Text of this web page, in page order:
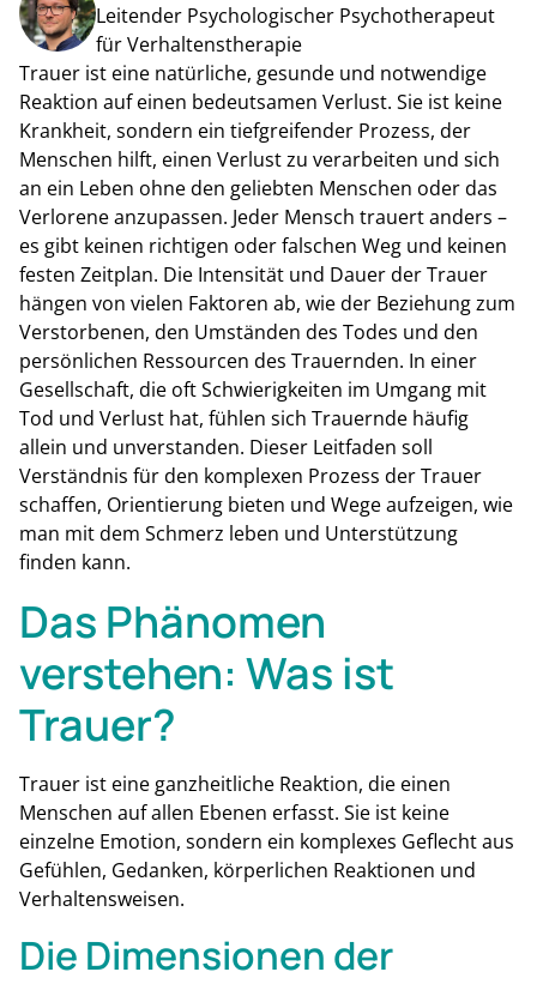
Leitender Psychologischer Psychotherapeut
für Verhaltenstherapie
Trauer ist eine natürliche, gesunde und notwendige
Reaktion auf einen bedeutsamen Verlust. Sie ist keine
Krankheit, sondern ein tiefgreifender Prozess, der
Menschen hilft, einen Verlust zu verarbeiten und sich
an ein Leben ohne den geliebten Menschen oder das
Verlorene anzupassen. Jeder Mensch trauert anders –
es gibt keinen richtigen oder falschen Weg und keinen
festen Zeitplan. Die Intensität und Dauer der Trauer
hängen von vielen Faktoren ab, wie der Beziehung zum
Verstorbenen, den Umständen des Todes und den
persönlichen Ressourcen des Trauernden. In einer
Gesellschaft, die oft Schwierigkeiten im Umgang mit
Tod und Verlust hat, fühlen sich Trauernde häufig
allein und unverstanden. Dieser Leitfaden soll
Verständnis für den komplexen Prozess der Trauer
schaffen, Orientierung bieten und Wege aufzeigen, wie
man mit dem Schmerz leben und Unterstützung
finden kann.
Das Phänomen
verstehen: Was ist
Trauer?
Trauer ist eine ganzheitliche Reaktion, die einen
Menschen auf allen Ebenen erfasst. Sie ist keine
einzelne Emotion, sondern ein komplexes Geflecht aus
Gefühlen, Gedanken, körperlichen Reaktionen und
Verhaltensweisen.
Die Dimensionen der